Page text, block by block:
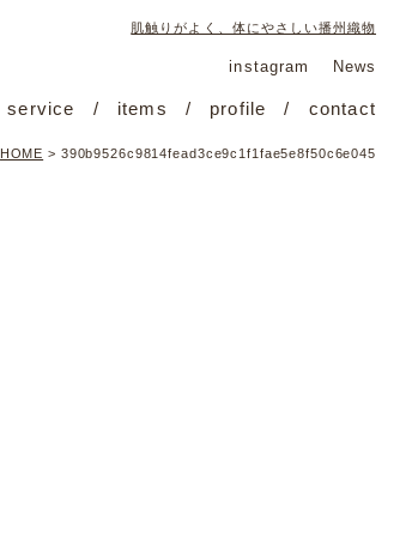
肌触りがよく、体にやさしい播州織物
instagram News
service items profile contact
HOME > 390b9526c9814fead3ce9c1f1fae5e8f50c6e045